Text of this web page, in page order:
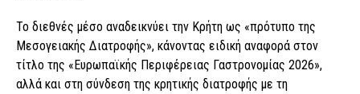
Το διεθνές μέσο αναδεικνύει την Κρήτη ως «πρότυπο της
Μεσογειακής Διατροφής», κάνοντας ειδική αναφορά στον
τίτλο της «Ευρωπαϊκής Περιφέρειας Γαστρονομίας 2026»,
αλλά και στη σύνδεση της κρητικής διατροφής με τη